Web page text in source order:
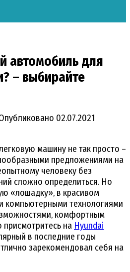
автомобиль для
– выбирайте
02.07.2021
машину не так просто –
предложениями на
человеку без
сложно определиться. Но
«лошадку», в красивом
компьютерными технологиями
комфортным
на Hyundai
в последние годы
зарекомендовал себя на